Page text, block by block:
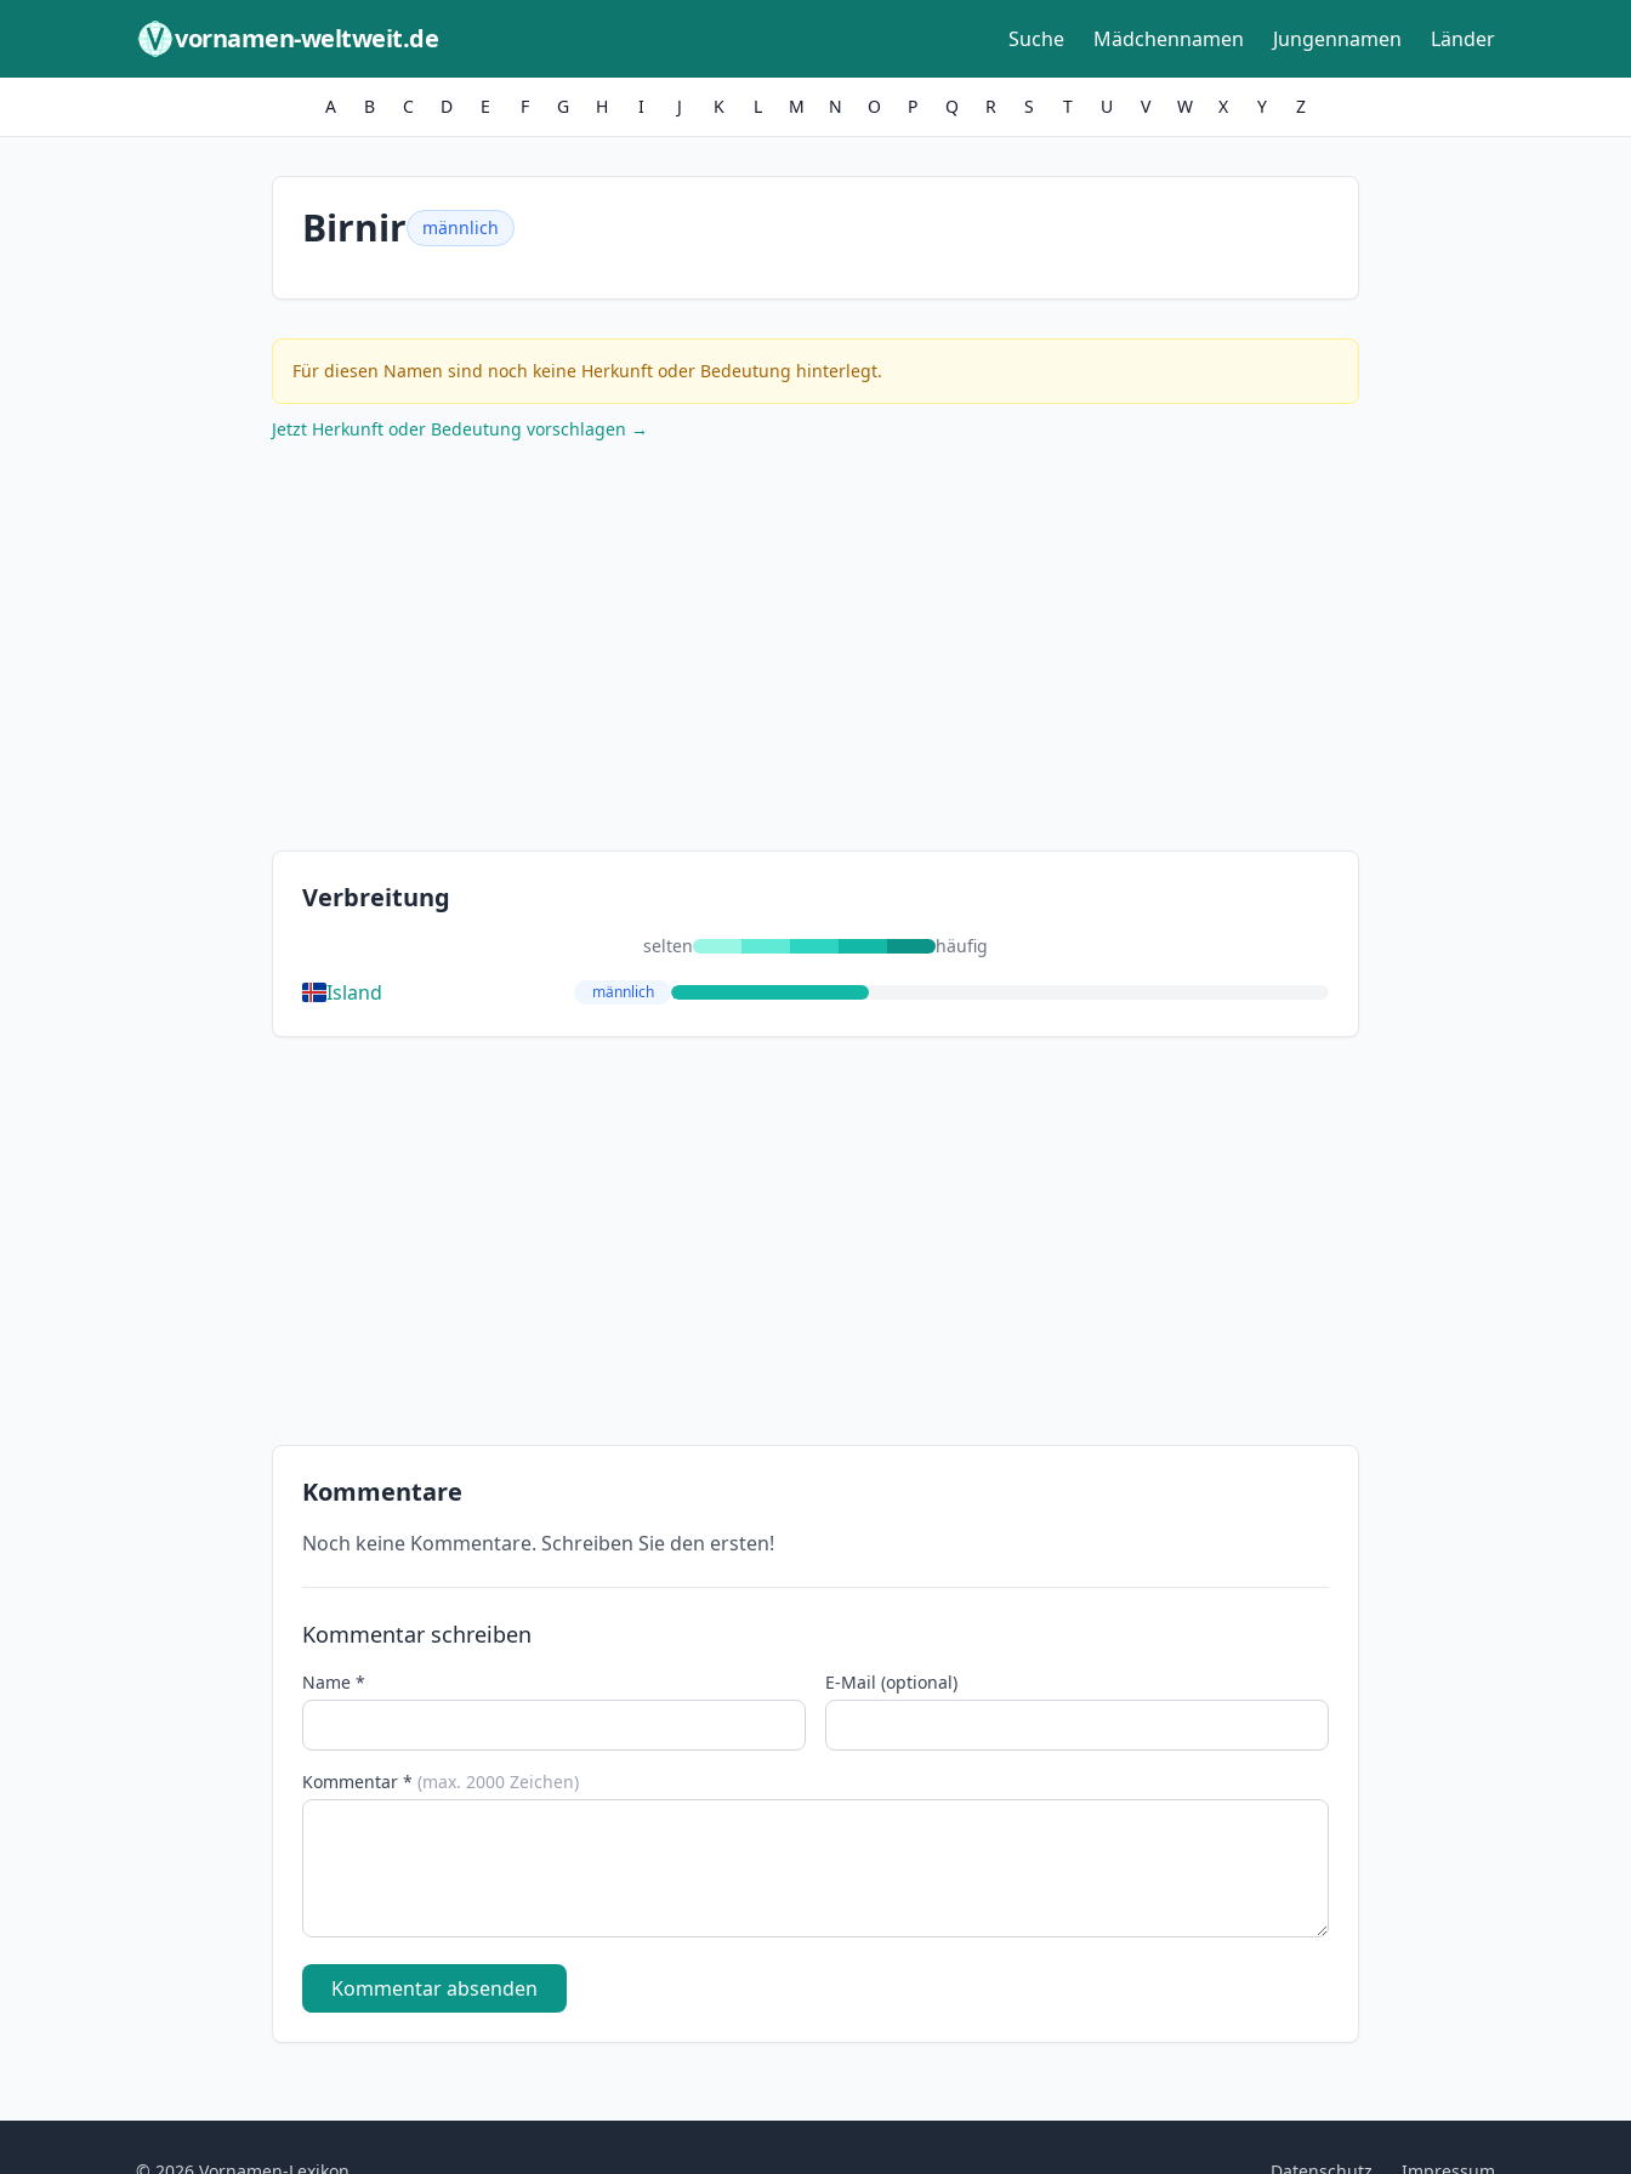
vornamen-weltweit.de Suche Mädchennamen Jungennamen Länder
A B C D E F G H I J K L M N O P Q R S T U V W X Y Z
Birnir männlich
Für diesen Namen sind noch keine Herkunft oder Bedeutung hinterlegt.
Jetzt Herkunft oder Bedeutung vorschlagen →
Verbreitung
selten häufig
Island männlich
Kommentare
Noch keine Kommentare. Schreiben Sie den ersten!
Kommentar schreiben
Name * E-Mail (optional)
Kommentar * (max. 2000 Zeichen)
Kommentar absenden